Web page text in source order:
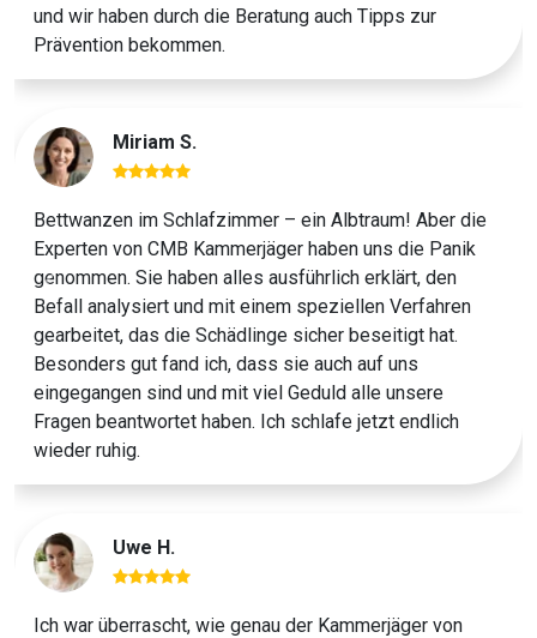
und wir haben durch die Beratung auch Tipps zur
Prävention bekommen.
Miriam S.
Bettwanzen im Schlafzimmer – ein Albtraum! Aber die
Experten von CMB Kammerjäger haben uns die Panik
genommen. Sie haben alles ausführlich erklärt, den
Befall analysiert und mit einem speziellen Verfahren
gearbeitet, das die Schädlinge sicher beseitigt hat.
Besonders gut fand ich, dass sie auch auf uns
eingegangen sind und mit viel Geduld alle unsere
Fragen beantwortet haben. Ich schlafe jetzt endlich
wieder ruhig.
Uwe H.
Ich war überrascht, wie genau der Kammerjäger von
Previous